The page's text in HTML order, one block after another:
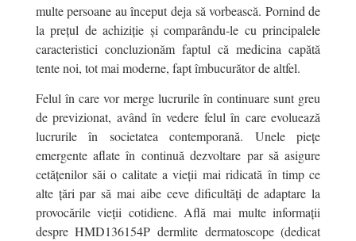
multe persoane au început deja să vorbească. Pornind de
la prețul de achiziție și comparându-le cu principalele
caracteristici concluzionăm faptul că medicina capătă
tente noi, tot mai moderne, fapt îmbucurător de altfel.
Felul în care vor merge lucrurile în continuare sunt greu
de previzionat, având în vedere felul în care evoluează
lucrurile în societatea contemporană. Unele piețe
emergente aflate în continuă dezvoltare par să asigure
cetățenilor săi o calitate a vieții mai ridicată în timp ce
alte țări par să mai aibe ceve dificultăți de adaptare la
provocările vieții cotidiene. Află mai multe informații
despre HMD136154P dermlite dermatoscope (dedicat